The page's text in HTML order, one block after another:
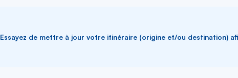
Essayez de mettre à jour votre itinéraire (origine et/ou destination)